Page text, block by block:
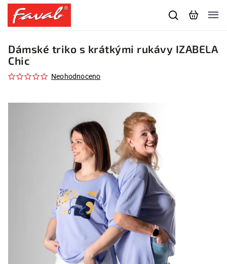
Dámské triko s krátkými rukávy IZABELA
Chic
Neohodnoceno